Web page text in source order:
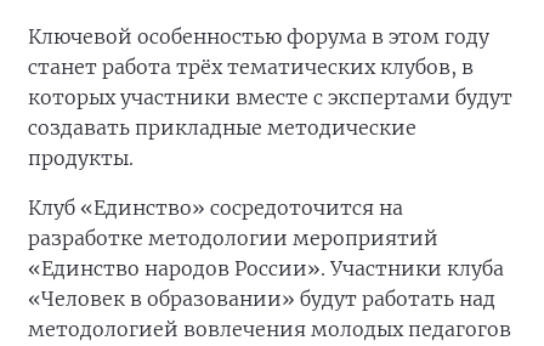
Ключевой особенностью форума в этом году
станет работа трёх тематических клубов, в
которых участники вместе с экспертами будут
создавать прикладные методические
продукты.
Клуб «Единство» сосредоточится на
разработке методологии мероприятий
«Единство народов России». Участники клуба
«Человек в образовании» будут работать над
методологией вовлечения молодых педагогов